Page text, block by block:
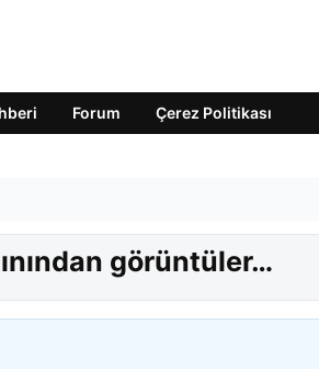
Forum Çerez Politikası
görüntüler…